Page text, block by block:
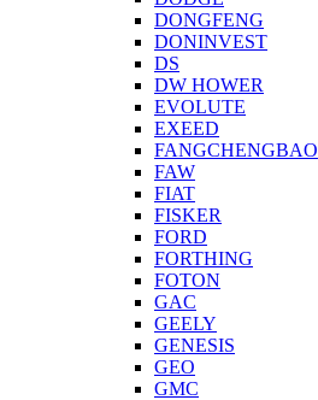
DONGFENG
DONINVEST
DS
DW HOWER
EVOLUTE
EXEED
FANGCHENGBAO
FAW
FIAT
FISKER
FORD
FORTHING
FOTON
GAC
GEELY
GENESIS
GEO
GMC